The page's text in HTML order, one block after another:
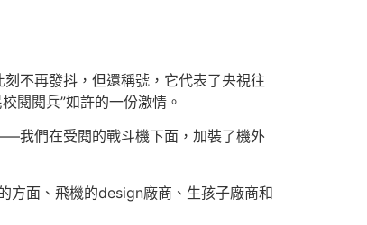
不再發抖，但還稱號，它代表了央視往
閱閱兵”如許的一份激情。
我們在受閱的戰斗機下面，加裝了機外
面、飛機的design廠商、生孩子廠商和